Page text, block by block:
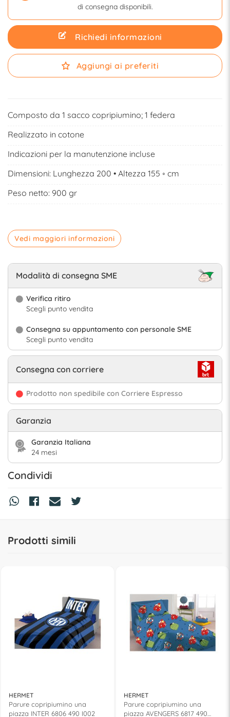
di consegna disponibili.
Richiedi informazioni
Aggiungi ai preferiti
Composto da 1 sacco copripiumino; 1 federa
Realizzato in cotone
Indicazioni per la manutenzione incluse
Dimensioni: Lunghezza 200 • Altezza 155 ◦ cm
Peso netto: 900 gr
Vedi maggiori informazioni
Modalità di consegna SME
Verifica ritiro
Scegli punto vendita
Consegna su appuntamento con personale SME
Scegli punto vendita
Consegna con corriere
Prodotto non spedibile con Corriere Espresso
Garanzia
Garanzia Italiana
24 mesi
Condividi
Prodotti simili
HERMET
Parure copripiumino una
piazza INTER 6806 490 I002
HERMET
Parure copripiumino una
piazza AVENGERS 6817 490